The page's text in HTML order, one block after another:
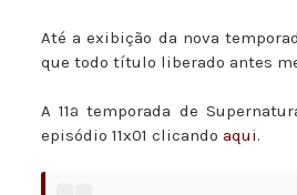
Até a exibição da nova
que todo título liberado antes
A 11ª temporada de
episódio 11x01 clicando aqui.